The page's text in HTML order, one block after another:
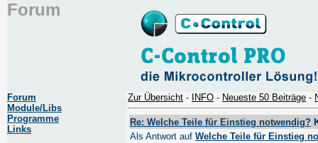
Forum
Forum
Module/Libs
Programme
Links
Zur Übersicht - INFO - Neueste 50 Beiträge -
Re: Welche Teile für Einstieg notwendig?
Als Antwort auf Welche Teile für Einstieg